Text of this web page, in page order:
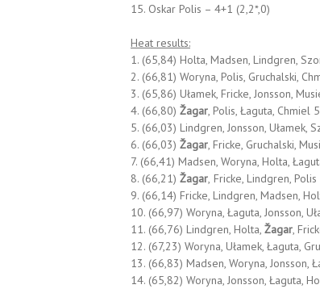
15. Oskar Polis – 4+1 (2,2*,0)
Heat results:
1. (65,84) Holta, Madsen, Lindgren,
2. (66,81) Woryna, Polis, Gruchalski,
3. (65,86) Ułamek, Fricke, Jonsson,
4. (66,80) Žagar, Polis, Łaguta, Chmiel
5. (66,03) Lindgren, Jonsson, Ułamek,
6. (66,03) Žagar, Fricke, Gruchalski,
7. (66,41) Madsen, Woryna, Holta,
8. (66,21) Žagar, Fricke, Lindgren,
9. (66,14) Fricke, Lindgren, Madsen,
10. (66,97) Woryna, Łaguta, Jonsson,
11. (66,76) Lindgren, Holta, Žagar,
12. (67,23) Woryna, Ułamek, Łaguta,
13. (66,83) Madsen, Woryna, Jonsson,
14. (65,82) Woryna, Jonsson, Łaguta,